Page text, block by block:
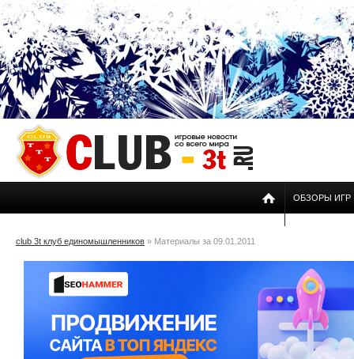
ОБЗОРЫ ИГР
club 3t клуб единомышленников » Материалы за 09.01.2011